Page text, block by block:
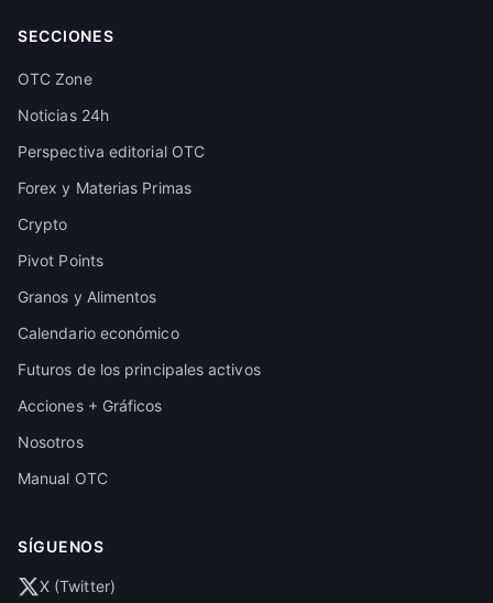
SECCIONES
OTC Zone
Noticias 24h
Perspectiva editorial OTC
Forex y Materias Primas
Crypto
Pivot Points
Granos y Alimentos
Calendario económico
Futuros de los principales activos
Acciones + Gráficos
Nosotros
Manual OTC
SÍGUENOS
X (Twitter)